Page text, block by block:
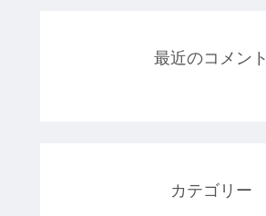
最近のコメント
カテゴリー